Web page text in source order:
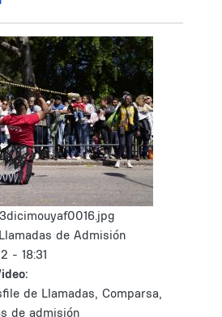
de Admisión
- 18:31
de Llamadas, Comparsa,
de admisión